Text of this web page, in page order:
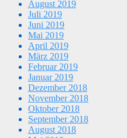
August 2019
Juli 2019
Juni 2019
Mai 2019
April 2019
März 2019
Februar 2019
Januar 2019
Dezember 2018
November 2018
Oktober 2018
September 2018
August 2018